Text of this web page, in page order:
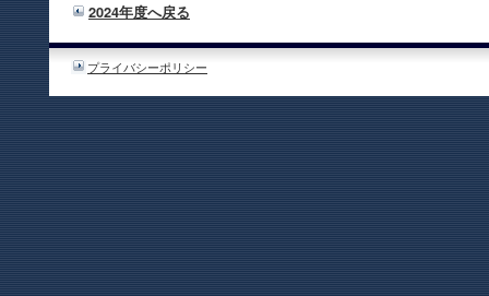
2024年度へ戻る
プライバシーポリシー